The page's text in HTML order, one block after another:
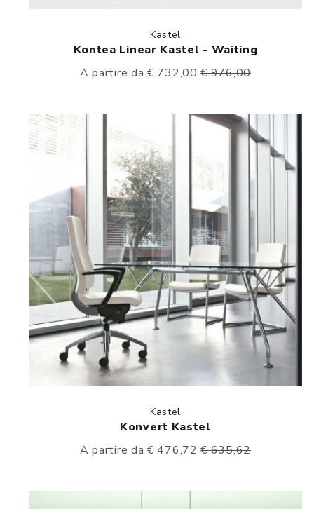
Kastel
Kontea Linear Kastel - Waiting
A partire da € 732,00€ 976,00
Kastel
Konvert Kastel
A partire da € 476,72€ 635,62